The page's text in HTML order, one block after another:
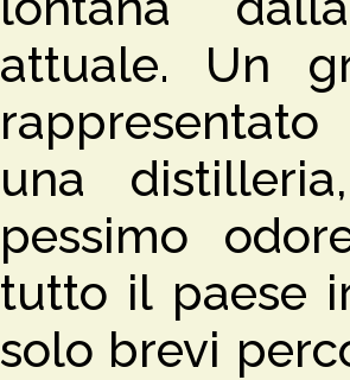
attuale. Un
una
pessimo
tutto il paese
solo brevi